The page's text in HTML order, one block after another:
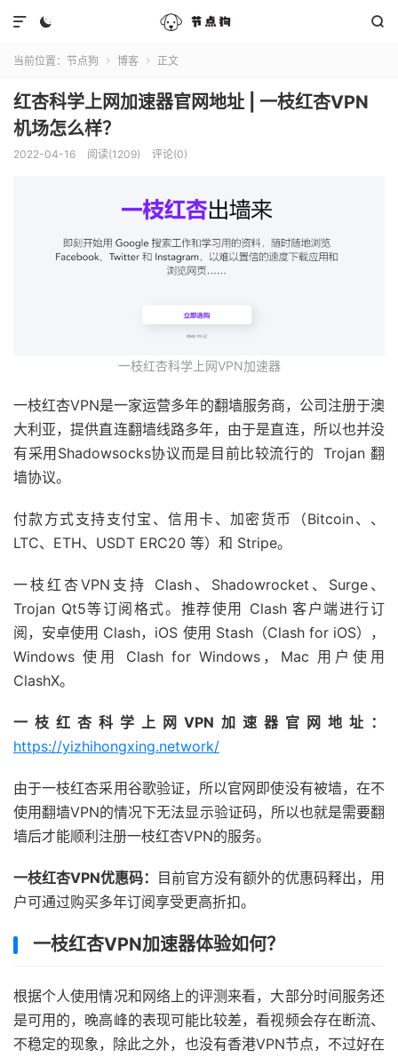
 

当前位置： 节点狗  博客  正文
红杏科学上网加速器官网地址 | 一枝红杏VPN
机场怎么样？
2022-04-16 阅读(1209) 评论(0)
一枝红杏科学上网VPN加速器
一枝红杏VPN是一家运营多年的翻墙服务商，公司注册于澳
大利亚，提供直连翻墙线路多年，由于是直连，所以也并没
有采用Shadowsocks协议而是目前比较流行的 Trojan 翻
墙协议。
付款方式支持支付宝、信用卡、加密货币（Bitcoin、、
LTC、ETH、USDT ERC20 等）和 Stripe。
一枝红杏VPN支持 Clash、Shadowrocket、Surge、
Trojan Qt5等订阅格式。推荐使用 Clash 客户端进行订
阅，安卓使用 Clash，iOS 使用 Stash（Clash for iOS），
Windows 使用 Clash for Windows，Mac 用户使用
ClashX。
一枝红杏科学上网VPN加速器官网地址：
https://yizhihongxing.network/
由于一枝红杏采用谷歌验证，所以官网即使没有被墙，在不
使用翻墙VPN的情况下无法显示验证码，所以也就是需要翻
墙后才能顺利注册一枝红杏VPN的服务。
一枝红杏VPN优惠码：
目前官方没有额外的优惠码释出，用
户可通过购买多年订阅享受更高折扣。
一枝红杏VPN加速器体验如何？
根据个人使用情况和网络上的评测来看，大部分时间服务还
是可用的，晚高峰的表现可能比较差，看视频会存在断流、
不稳定的现象，除此之外，也没有香港VPN节点，不过好在